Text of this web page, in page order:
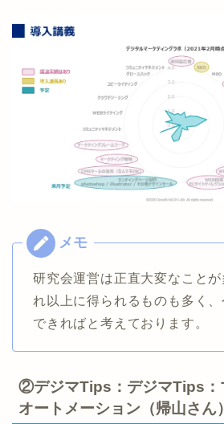
研究会運営は正直大変なこと
れ以上に得られるものも多く
できればと考えております。
②デジマTips：デジマTips：
オートメーション（帰山さん）